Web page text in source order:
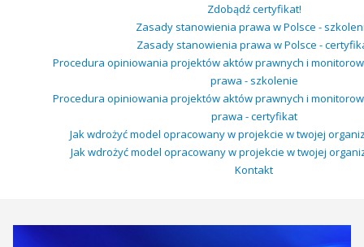
Zdobądź certyfikat!
Zasady stanowienia prawa w Polsce -
Zasady stanowienia prawa w Polsce -
Procedura opiniowania projektów aktów prawnych i
prawa - szkolenie
Procedura opiniowania projektów aktów prawnych i
prawa - certyfikat
Jak wdrożyć model opracowany w projekcie w twojej
Jak wdrożyć model opracowany w projekcie w twojej
Kontakt